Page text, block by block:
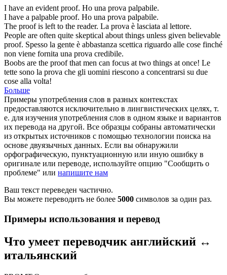
I have an evident proof. Ho una prova palpabile.
I have a palpable proof. Ho una prova palpabile.
The proofis left to the reader. La prova è lasciata al lettore.
People are often quite skeptical about things unless given believable
proof. Spesso la gente è abbastanza scettica riguardo alle cose finché
non viene fornita una prova credibile.
Boobs are the proofthat men can focus at two things at once! Le
tette sono la prova che gli uomini riescono a concentrarsi su due
cose alla volta!
Больше
Примеры употребления слов в разных контекстах
предоставляются исключительно в лингвистических целях, т.
е. для изучения употребления слов в одном языке и вариантов
их перевода на другой. Все образцы собраны автоматически
из открытых источников с помощью технологии поиска на
основе двуязычных данных. Если вы обнаружили
орфографическую, пунктуационную или иную ошибку в
оригинале или переводе, используйте опцию "Сообщить о
проблеме" или напишите нам
Ваш текст переведен частично.
Вы можете переводить не более 5000 символов за один раз.
Примеры использования и перевод
Что умеет переводчик английский ↔
итальянский